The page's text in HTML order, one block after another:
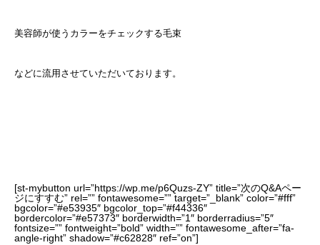
美容師が使うカラーをチェックする毛束
などに流用させていただいております。
[st-mybutton url=”https://wp.me/p6Quzs-ZY” title=”次のQ&Aペー
ジにすすむ” rel=”” fontawesome=”” target=”_blank” color=”#fff”
bgcolor=”#e53935″ bgcolor_top=”#f44336″
bordercolor=”#e57373″ borderwidth=”1″ borderradius=”5″
fontsize=”” fontweight=”bold” width=”” fontawesome_after=”fa-
angle-right” shadow=”#c62828″ ref=”on”]